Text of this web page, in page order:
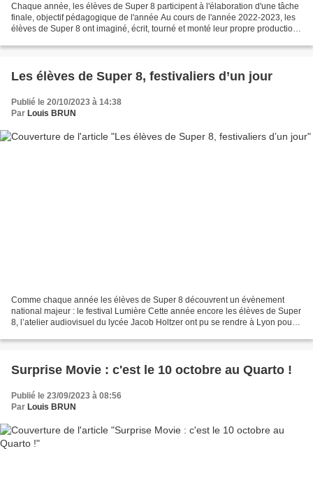
Chaque année, les élèves de Super 8 participent à l'élaboration d'une tâche
finale, objectif pédagogique de l'année Au cours de l'année 2022-2023, les
élèves de Super 8 ont imaginé, écrit, tourné et monté leur propre production ;
Les élèves de Super 8, festivaliers d’un jour
Publié le 20/10/2023 à 14:38
Par Louis BRUN
Comme chaque année les élèves de Super 8 découvrent un évènement
national majeur : le festival Lumière Cette année encore les élèves de Super
8, l’atelier audiovisuel du lycée Jacob Holtzer ont pu se rendre à Lyon pour
Surprise Movie : c'est le 10 octobre au Quarto !
Publié le 23/09/2023 à 08:56
Par Louis BRUN